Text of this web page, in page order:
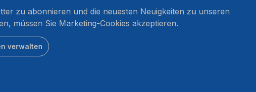
zu abonnieren und die neuesten Neuigkeiten zu unseren
müssen Sie Marketing-Cookies akzeptieren.
verwalten